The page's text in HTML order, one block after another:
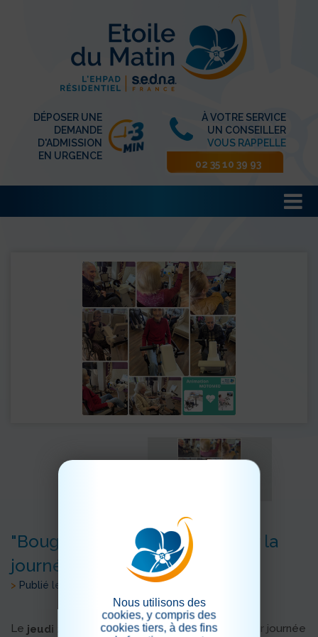
DÉPOSER UNE
DEMANDE
D'ADMISSION
EN URGENCE
À VOTRE SERVICE
UN CONSEILLER
VOUS RAPPELLE
02 35 10 39 93
"Bouger pour bien commencer la
journée "
> Publié le 03/10/2025
Le jeudi 2 octobre, les résidents ont débuté leur journée
Nous utilisons des
cookies, y compris des
cookies tiers, à des fins